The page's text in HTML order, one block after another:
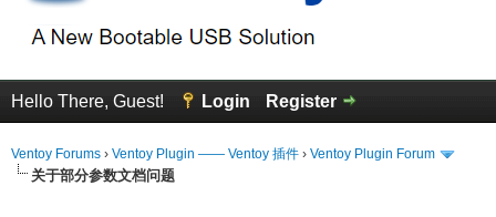
Hello There, Guest! Login Register
Ventoy Forums › Ventoy Plugin —— Ventoy 插件 › Ventoy Plugin Forum
关于部分参数文档问题